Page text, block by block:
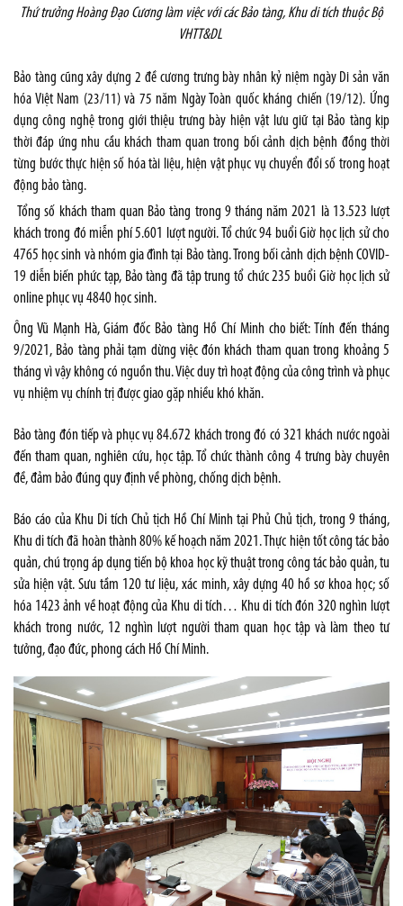
Thứ trưởng Hoàng Đạo Cương làm việc với các Bảo tàng, Khu di tích thuộc Bộ
VHTT&DL
Bảo tàng cũng xây dựng 2 đề cương trưng bày nhân kỷ niệm ngày Di sản văn
hóa Việt Nam (23/11) và 75 năm Ngày Toàn quốc kháng chiến (19/12). Ứng
dụng công nghệ trong giới thiệu trưng bày hiện vật lưu giữ tại Bảo tàng kịp
thời đáp ứng nhu cầu khách tham quan trong bối cảnh dịch bệnh đồng thời
từng bước thực hiện số hóa tài liệu, hiện vật phục vụ chuyển đổi số trong hoạt
động bảo tàng.
Tổng số khách tham quan Bảo tàng trong 9 tháng năm 2021 là 13.523 lượt
khách trong đó miễn phí 5.601 lượt người. Tổ chức 94 buổi Giờ học lịch sử cho
4765 học sinh và nhóm gia đình tại Bảo tàng. Trong bối cảnh dịch bệnh COVID-
19 diễn biến phức tạp, Bảo tàng đã tập trung tổ chức 235 buổi Giờ học lịch sử
online phục vụ 4840 học sinh.
Ông Vũ Mạnh Hà, Giám đốc Bảo tàng Hồ Chí Minh cho biết: Tính đến tháng
9/2021, Bảo tàng phải tạm dừng việc đón khách tham quan trong khoảng 5
tháng vì vậy không có nguồn thu. Việc duy trì hoạt động của công trình và phục
vụ nhiệm vụ chính trị được giao gặp nhiều khó khăn.
Bảo tàng đón tiếp và phục vụ 84.672 khách trong đó có 321 khách nước ngoài
đến tham quan, nghiên cứu, học tập. Tổ chức thành công 4 trưng bày chuyên
đề, đảm bảo đúng quy định về phòng, chống dịch bệnh.
Báo cáo của Khu Di tích Chủ tịch Hồ Chí Minh tại Phủ Chủ tịch, trong 9 tháng,
Khu di tích đã hoàn thành 80% kế hoạch năm 2021. Thực hiện tốt công tác bảo
quản, chú trọng áp dụng tiến bộ khoa học kỹ thuật trong công tác bảo quản, tu
sửa hiện vật. Sưu tầm 120 tư liệu, xác minh, xây dựng 40 hồ sơ khoa học; số
hóa 1423 ảnh về hoạt động của Khu di tích… Khu di tích đón 320 nghìn lượt
khách trong nước, 12 nghìn lượt người tham quan học tập và làm theo tư
tưởng, đạo đức, phong cách Hồ Chí Minh.